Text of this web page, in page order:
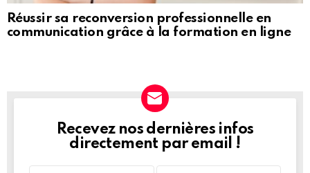
Réussir sa reconversion professionnelle en
communication grâce à la formation en ligne
NEWSLETTER
Recevez nos dernières infos
directement par email !